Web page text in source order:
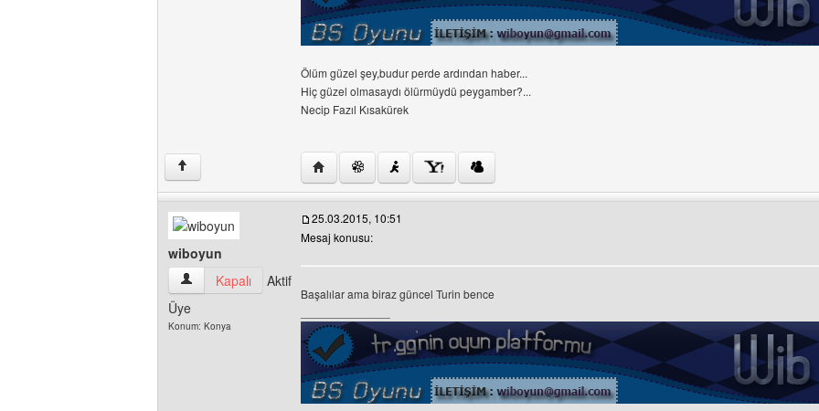
Ölüm güzel şey,budur perde ardından haber...
Hiç güzel olmasaydı ölürmüydü peygamber?...
Necip Fazıl Kısakürek
↑ Yazarın web sitesini ziyaret et: wiboyun
wiboyun
wiboyun Kullanıcının profilini görüntüle
Kapalı
Aktif
Üye
Konum: Konya
25.03.2015, 10:51
Mesaj konusu:
Başalılar ama biraz güncel Turin bence